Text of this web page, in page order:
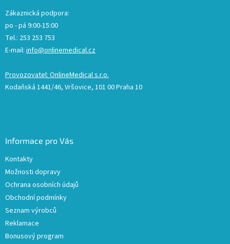
Zákaznická podpora:
po - pá 9:00-15:00
Tel.: 253 253 753
E-mail: info@onlinemedical.cz
Provozovatel: OnlineMedical s.r.o.
Kodaňská 1441/46, Vršovice, 101 00 Praha 10
Informace pro Vás
Kontakty
Možnosti dopravy
Ochrana osobních údajů
Obchodní podmínky
Seznam výrobců
Reklamace
Bonusový program